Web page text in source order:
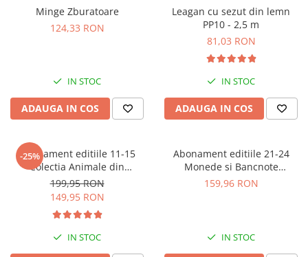
Minge Zburatoare
124,33 RON
IN STOC
ADAUGA IN COS
Leagan cu sezut din lemn
PP10 - 2,5 m
81,03 RON
IN STOC
ADAUGA IN COS
-25%
Abonament editiile 11-15
Colectia Animale din
salbaticie
199,95 RON
149,95 RON
IN STOC
Abonament editiile 21-24
Monede si Bancnote
Autentice din toata lumea
159,96 RON
IN STOC